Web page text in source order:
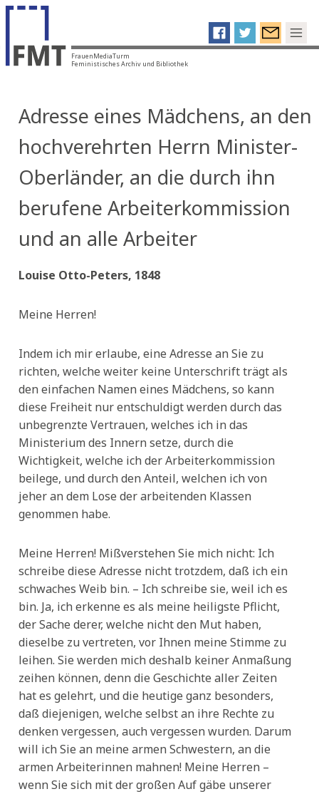
FrauenMediaTurm
Feministisches Archiv und Bibliothek
Adresse eines Mädchens, an den
hochverehrten Herrn Minister-
Oberländer, an die durch ihn
berufene Arbeiterkommission
und an alle Arbeiter
Louise Otto-Peters, 1848
Meine Herren!
Indem ich mir erlaube, eine Adresse an Sie zu
richten, welche weiter keine Unterschrift trägt als
den einfachen Namen eines Mädchens, so kann
diese Freiheit nur entschuldigt werden durch das
unbegrenzte Vertrauen, welches ich in das
Ministerium des Innern setze, durch die
Wichtigkeit, welche ich der Arbeiterkommission
beilege, und durch den Anteil, welchen ich von
jeher an dem Lose der arbeitenden Klassen
genommen habe.
Meine Herren! Mißverstehen Sie mich nicht: Ich
schreibe diese Adresse nicht trotzdem, daß ich ein
schwaches Weib bin. – Ich schreibe sie, weil ich es
bin. Ja, ich erkenne es als meine heiligste Pflicht,
der Sache derer, welche nicht den Mut haben,
dieselbe zu vertreten, vor Ihnen meine Stimme zu
leihen. Sie werden mich deshalb keiner Anmaßung
zeihen können, denn die Geschichte aller Zeiten
hat es gelehrt, und die heutige ganz besonders,
daß diejenigen, welche selbst an ihre Rechte zu
denken vergessen, auch vergessen wurden. Darum
will ich Sie an meine armen Schwestern, an die
armen Arbeiterinnen mahnen! Meine Herren –
wenn Sie sich mit der großen Auf gäbe unserer